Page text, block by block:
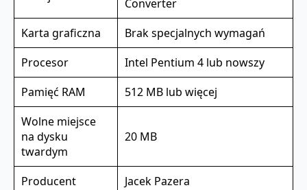
Converter
Karta graficzna
Brak specjalnych wymagań
Procesor
Intel Pentium 4 lub nowszy
Pamięć RAM
512 MB lub więcej
Wolne miejsce
na dysku
twardym
20 MB
Producent
Jacek Pazera